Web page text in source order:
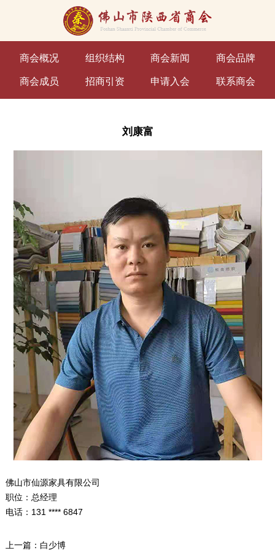
商会概况 组织结构 商会新闻 商会品牌
商会成员 招商引资 申请入会 联系商会
刘康富
佛山市仙源家具有限公司
职位：总经理
电话：131 **** 6847
上一篇： 白少博